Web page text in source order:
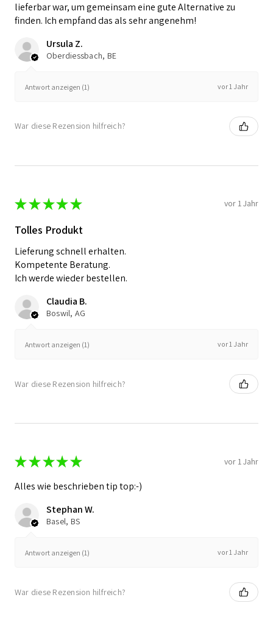
lieferbar war, um gemeinsam eine gute Alternative zu
finden. Ich empfand das als sehr angenehm!
Ursula Z.
Oberdiessbach, BE
Antwort anzeigen (1) vor 1 Jahr
War diese Rezension hilfreich?
★★ ★★★ vor 1 Jahr
Tolles Produkt
Lieferung schnell erhalten.
Kompetente Beratung.
Ich werde wieder bestellen.
Claudia B.
Boswil, AG
Antwort anzeigen (1) vor 1 Jahr
War diese Rezension hilfreich?
★★ ★★★ vor 1 Jahr
Alles wie beschrieben tip top:-)
Stephan W.
Basel, BS
Antwort anzeigen (1) vor 1 Jahr
War diese Rezension hilfreich?